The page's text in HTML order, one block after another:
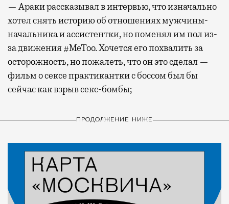
— Араки рассказывал в интервью, что изначально
хотел снять историю об отношениях мужчины-
начальника и ассистентки, но поменял им пол из-
за движения #MeToo. Хочется его похвалить за
осторожность, но пожалеть, что он это сделал —
фильм о сексе практикантки с боссом был бы
сейчас как взрыв секс-бомбы;
ПРОДОЛЖЕНИЕ НИЖЕ